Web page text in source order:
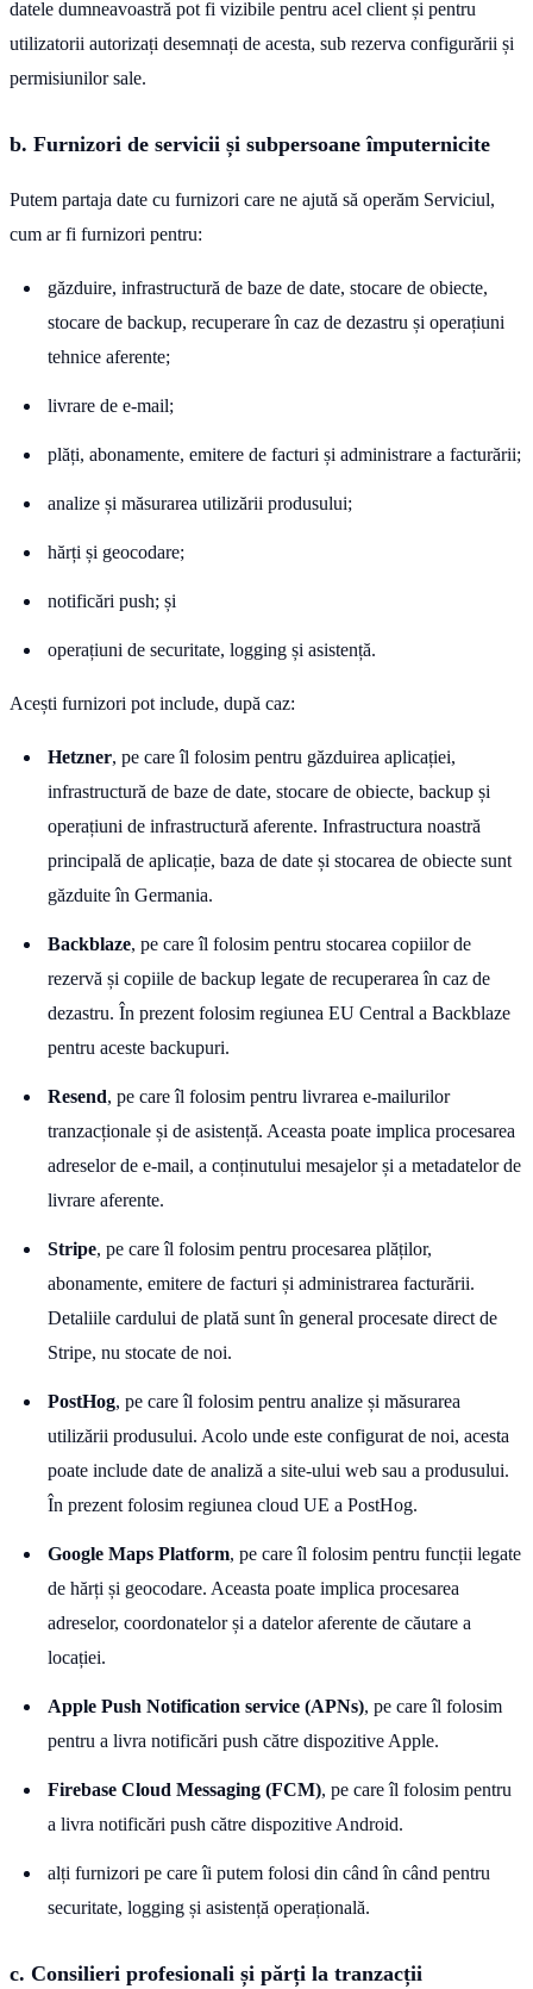
datele dumneavoastră pot fi vizibile pentru acel client și pentru
utilizatorii autorizați desemnați de acesta, sub rezerva configurării și
permisiunilor sale.
b. Furnizori de servicii și subpersoane împuternicite
Putem partaja date cu furnizori care ne ajută să operăm Serviciul,
cum ar fi furnizori pentru:
găzduire, infrastructură de baze de date, stocare de obiecte,
stocare de backup, recuperare în caz de dezastru și operațiuni
tehnice aferente;
livrare de e-mail;
plăți, abonamente, emitere de facturi și administrare a facturării;
analize și măsurarea utilizării produsului;
hărți și geocodare;
notificări push; și
operațiuni de securitate, logging și asistență.
Acești furnizori pot include, după caz:
Hetzner, pe care îl folosim pentru găzduirea aplicației,
infrastructură de baze de date, stocare de obiecte, backup și
operațiuni de infrastructură aferente. Infrastructura noastră
principală de aplicație, baza de date și stocarea de obiecte sunt
găzduite în Germania.
Backblaze, pe care îl folosim pentru stocarea copiilor de
rezervă și copiile de backup legate de recuperarea în caz de
dezastru. În prezent folosim regiunea EU Central a Backblaze
pentru aceste backupuri.
Resend, pe care îl folosim pentru livrarea e-mailurilor
tranzacționale și de asistență. Aceasta poate implica procesarea
adreselor de e-mail, a conținutului mesajelor și a metadatelor de
livrare aferente.
Stripe, pe care îl folosim pentru procesarea plăților,
abonamente, emitere de facturi și administrarea facturării.
Detaliile cardului de plată sunt în general procesate direct de
Stripe, nu stocate de noi.
PostHog, pe care îl folosim pentru analize și măsurarea
utilizării produsului. Acolo unde este configurat de noi, acesta
poate include date de analiză a site-ului web sau a produsului.
În prezent folosim regiunea cloud UE a PostHog.
Google Maps Platform, pe care îl folosim pentru funcții legate
de hărți și geocodare. Aceasta poate implica procesarea
adreselor, coordonatelor și a datelor aferente de căutare a
locației.
Apple Push Notification service (APNs), pe care îl folosim
pentru a livra notificări push către dispozitive Apple.
Firebase Cloud Messaging (FCM), pe care îl folosim pentru
a livra notificări push către dispozitive Android.
alți furnizori pe care îi putem folosi din când în când pentru
securitate, logging și asistență operațională.
c. Consilieri profesionali și părți la tranzacții